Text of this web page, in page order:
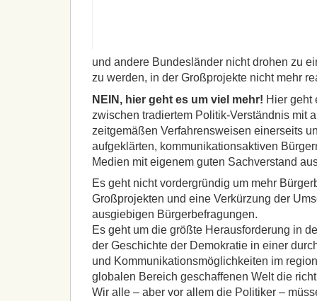
und andere Bundesländer nicht drohen zu
zu werden, in der Großprojekte nicht mehr
NEIN , hier geht es um viel mehr! Hier geht
zwischen tradiertem Politik-Verständnis mit
zeitgemäßen Verfahrensweisen einerseits
aufgeklärten, kommunikationsaktiven
Medien mit eigenem guten Sachverstand
Es geht nicht vordergründig um mehr
Großprojekten und eine Verkürzung der
ausgiebigen Bürgerbefragungen.
Es geht um die größte Herausforderung in
der Geschichte der Demokratie in einer
und Kommunikationsmöglichkeiten im
globalen Bereich geschaffenen Welt die
Wir alle – aber vor allem die Politiker –